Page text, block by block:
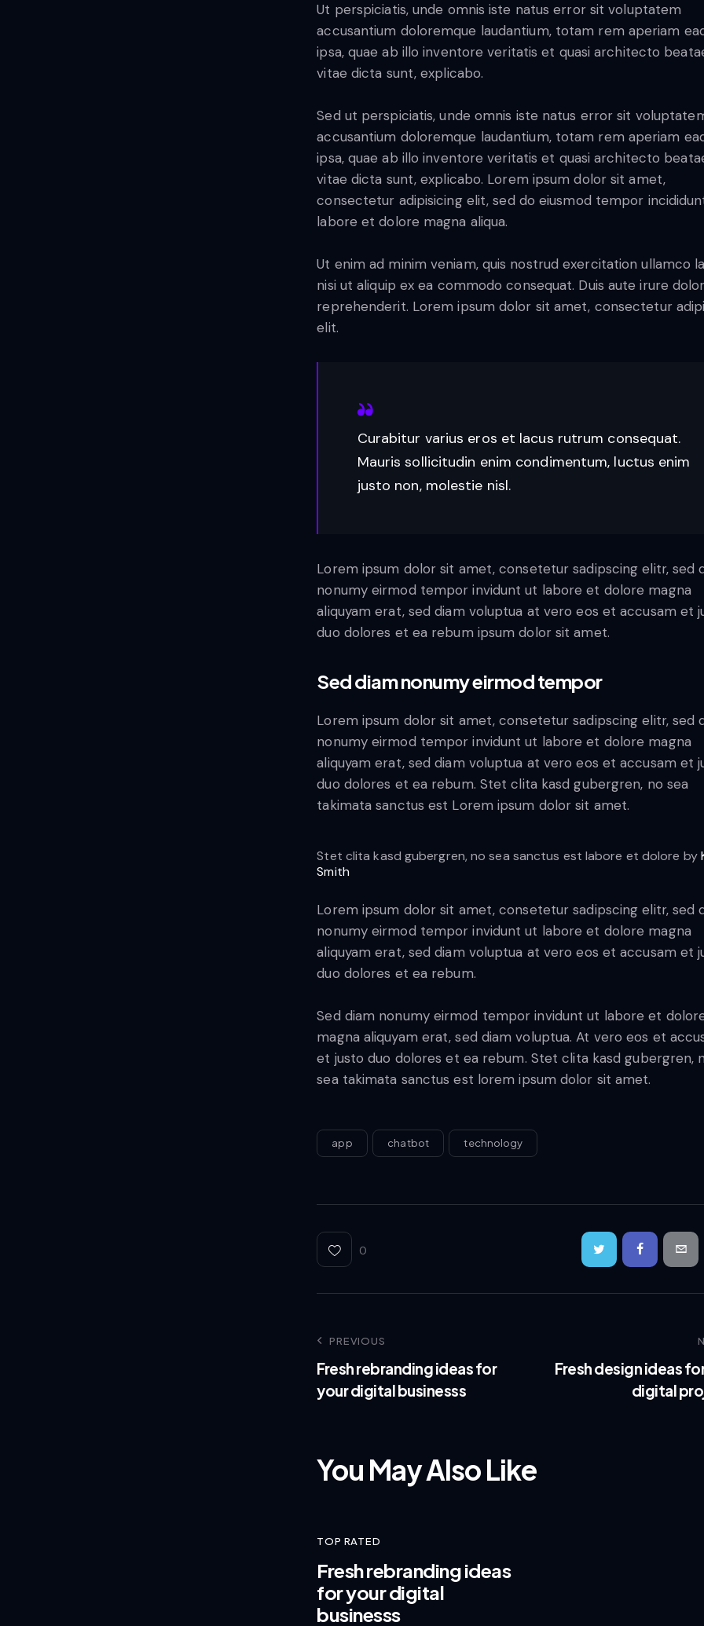
Ut perspiciatis, unde omnis iste natus error sit voluptatem
accusantium doloremque laudantium, totam rem aperiam
ipsa, quae ab illo inventore veritatis et quasi architecto
vitae dicta sunt, explicabo.
Sed ut perspiciatis, unde omnis iste natus error sit
accusantium doloremque laudantium, totam rem aperiam
ipsa, quae ab illo inventore veritatis et quasi architecto
vitae dicta sunt, explicabo. Lorem ipsum dolor sit amet,
consectetur adipisicing elit, sed do eiusmod tempor
labore et dolore magna aliqua.
Ut enim ad minim veniam, quis nostrud exercitation ullamco
nisi ut aliquip ex ea commodo consequat. Duis aute irure
reprehenderit. Lorem ipsum dolor sit amet, consectetur
elit.
Curabitur varius eros et lacus rutrum consequat.
Mauris sollicitudin enim condimentum, luctus enim
justo non, molestie nisl.
Lorem ipsum dolor sit amet, consetetur sadipscing elitr, sed
nonumy eirmod tempor invidunt ut labore et dolore magna
aliquyam erat, sed diam voluptua at vero eos et accusam et
duo dolores et ea rebum ipsum dolor sit amet.
Sed diam nonumy eirmod tempor
Lorem ipsum dolor sit amet, consetetur sadipscing elitr, sed
nonumy eirmod tempor invidunt ut labore et dolore magna
aliquyam erat, sed diam voluptua at vero eos et accusam et
duo dolores et ea rebum. Stet clita kasd gubergren, no sea
takimata sanctus est Lorem ipsum dolor sit amet.
Stet clita kasd gubergren, no sea sanctus est labore et dolore by
Smith
Lorem ipsum dolor sit amet, consetetur sadipscing elitr, sed
nonumy eirmod tempor invidunt ut labore et dolore magna
aliquyam erat, sed diam voluptua at vero eos et accusam et
duo dolores et ea rebum.
Sed diam nonumy eirmod tempor invidunt ut labore et
magna aliquyam erat, sed diam voluptua. At vero eos et
et justo duo dolores et ea rebum. Stet clita kasd gubergren,
sea takimata sanctus est lorem ipsum dolor sit amet.
app chatbot technology
0
PREVIOUS
Fresh rebranding ideas for
your digital businesss
Fresh design ideas
digital
You May Also Like
TOP RATED
Fresh rebranding ideas
for your digital
businesss